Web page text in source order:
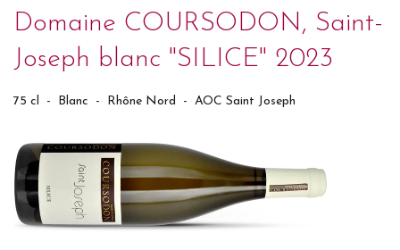
Domaine COURSODON, Saint-
Joseph blanc "SILICE" 2023
75 cl - Blanc - Rhône Nord - AOC Saint Joseph